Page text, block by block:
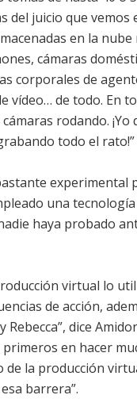
del juicio que vemos
en la nube
cámaras
corporales de
vídeo… de todo. En
rodando.
todo el rato!”
experimental
una
haya probado
virtual lo
de acción,
Rebecca”, dice
en hacer
la producción
barrera”.